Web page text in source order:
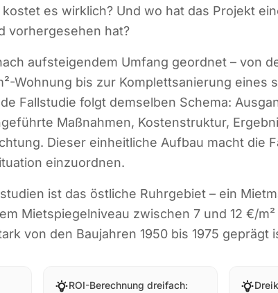
es wirklich? Und wo hat das Projekt
vorhergesehen hat?
aufsteigendem Umfang geordnet – von
Wohnung bis zur Komplettsanierung eines
Fallstudie folgt demselben Schema:
Maßnahmen, Kostenstruktur,
Dieser einheitliche Aufbau macht die
einzuordnen.
ist das östliche Ruhrgebiet – ein
Mietspiegelniveau zwischen 7 und 12 €/
von den Baujahren 1950 bis 1975 geprägt
ROI-Berechnung dreifach: